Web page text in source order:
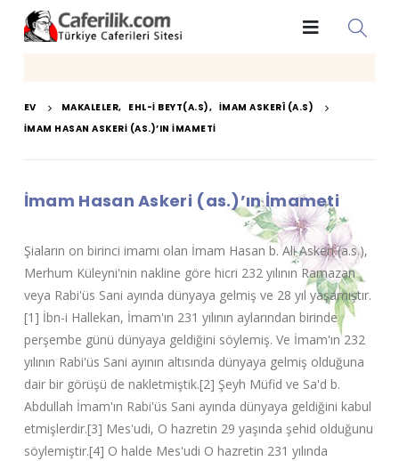
EV MAKALELER, EHL-I BEYT(A.S), İMAM ASKERÎ (A.S)
İMAM HASAN ASKERI (AS.)’IN İMAMETI
İmam Hasan Askeri (as.)’ın İmameti
Şiaların on birinci imamı olan İmam Hasan b. Ali Askeri (a.s.),
Merhum Küleyni'nin nakline göre hicri 232 yılının Ramazan
veya Rabi'üs Sani ayında dünyaya gelmiş ve 28 yıl yaşamıştır.
[1] İbn-i Hallekan, İmam'ın 231 yılının aylarından birinde
perşembe günü dünyaya geldiğini söylemiş. Ve İmam'ın 232
yılının Rabi'üs Sani ayının altısında dünyaya gelmiş olduğuna
dair bir görüşü de nakletmiştik.[2] Şeyh Müfid ve Sa'd b.
Abdullah İmam'ın Rabi'üs Sani ayında dünyaya geldiğini kabul
etmişlerdir.[3] Mes'udi, O hazretin 29 yaşında şehid olduğunu
söylemiştir.[4] O halde Mes'udi O hazretin 231 yılında